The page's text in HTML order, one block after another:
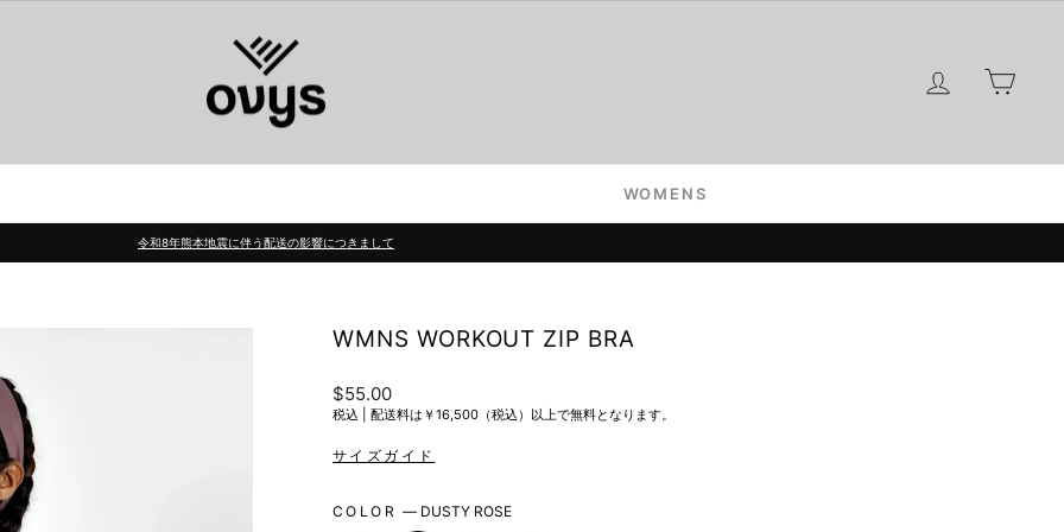
ログイン
WOMENS
Pause
令和8年熊本地震に伴う配送の影響につきまして
WMNS WORKOUT ZIP BRA
Regular
price
$55.00
税込 | 配送料は￥16,500（税込）以上で無料となります。
COLOR— DUSTY ROSE